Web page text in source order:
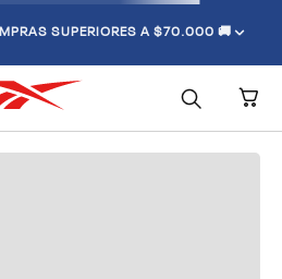
SUPERIORES A $70.000 🚚